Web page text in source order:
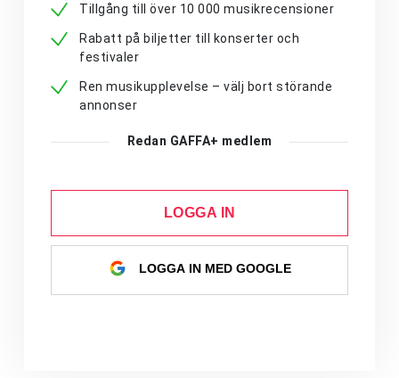
Tillgång till över 10 000 musikrecensioner
Rabatt på biljetter till konserter och
festivaler
Ren musikupplevelse – välj bort störande
annonser
Redan GAFFA+ medlem
LOGGA IN
LOGGA IN MED GOOGLE